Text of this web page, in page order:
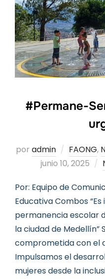
#Permane-
por admin FAONG,
junio 10, 2025
Por: Equipo de
Educativa Combos
permanencia escolar
la ciudad de Medellín”
comprometida con el
Impulsamos el
mujeres desde la